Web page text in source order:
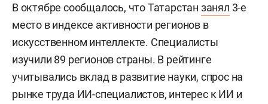
В октябре сообщалось, что Татарстан занял 3-е
место в индексе активности регионов в
искусственном интеллекте. Специалисты
изучили 89 регионов страны. В рейтинге
учитывались вклад в развитие науки, спрос на
рынке труда ИИ-специалистов, интерес к ИИ и